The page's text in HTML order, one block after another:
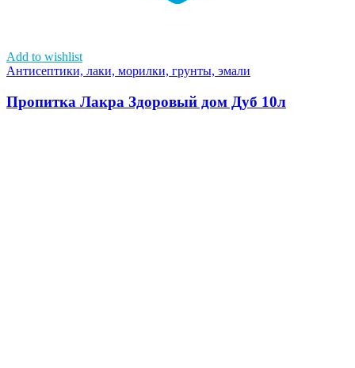
Add to wishlist
Антисептики, лаки, морилки, грунты, эмали
Пропитка Лакра Здоровый дом Дуб 10л